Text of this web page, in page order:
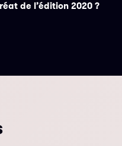
de l’édition 2020 ?